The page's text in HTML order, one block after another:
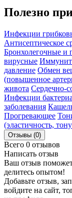
Полезно
Инфекции
Антисептическое
Бронхолегочные и
вирусные
давление Обмен
(повышенное
живота Сердечно-
Инфекции
заболевания
Прогревающее
(эластичность,
Отзывы (0)
Всего 0 отзывов
Написать отзыв
Ваш отзыв
делитесь опытом!
Добавьте отзыв,
войдите на сайт,